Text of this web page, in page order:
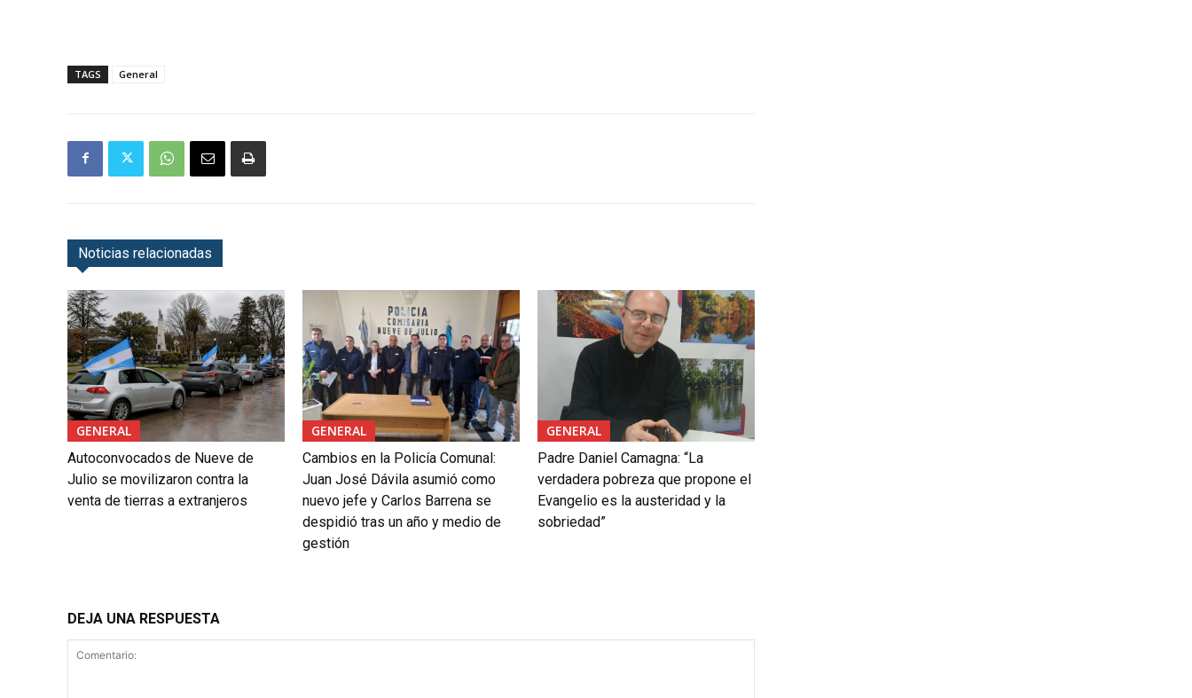
TAGS General
Noticias relacionadas
GENERAL
Autoconvocados de Nueve de
Julio se movilizaron contra la
venta de tierras a extranjeros
GENERAL
Cambios en la Policía Comunal:
Juan José Dávila asumió como
nuevo jefe y Carlos Barrena se
despidió tras un año y medio de
gestión
GENERAL
Padre Daniel Camagna: “La
verdadera pobreza que propone el
Evangelio es la austeridad y la
sobriedad”
DEJA UNA RESPUESTA